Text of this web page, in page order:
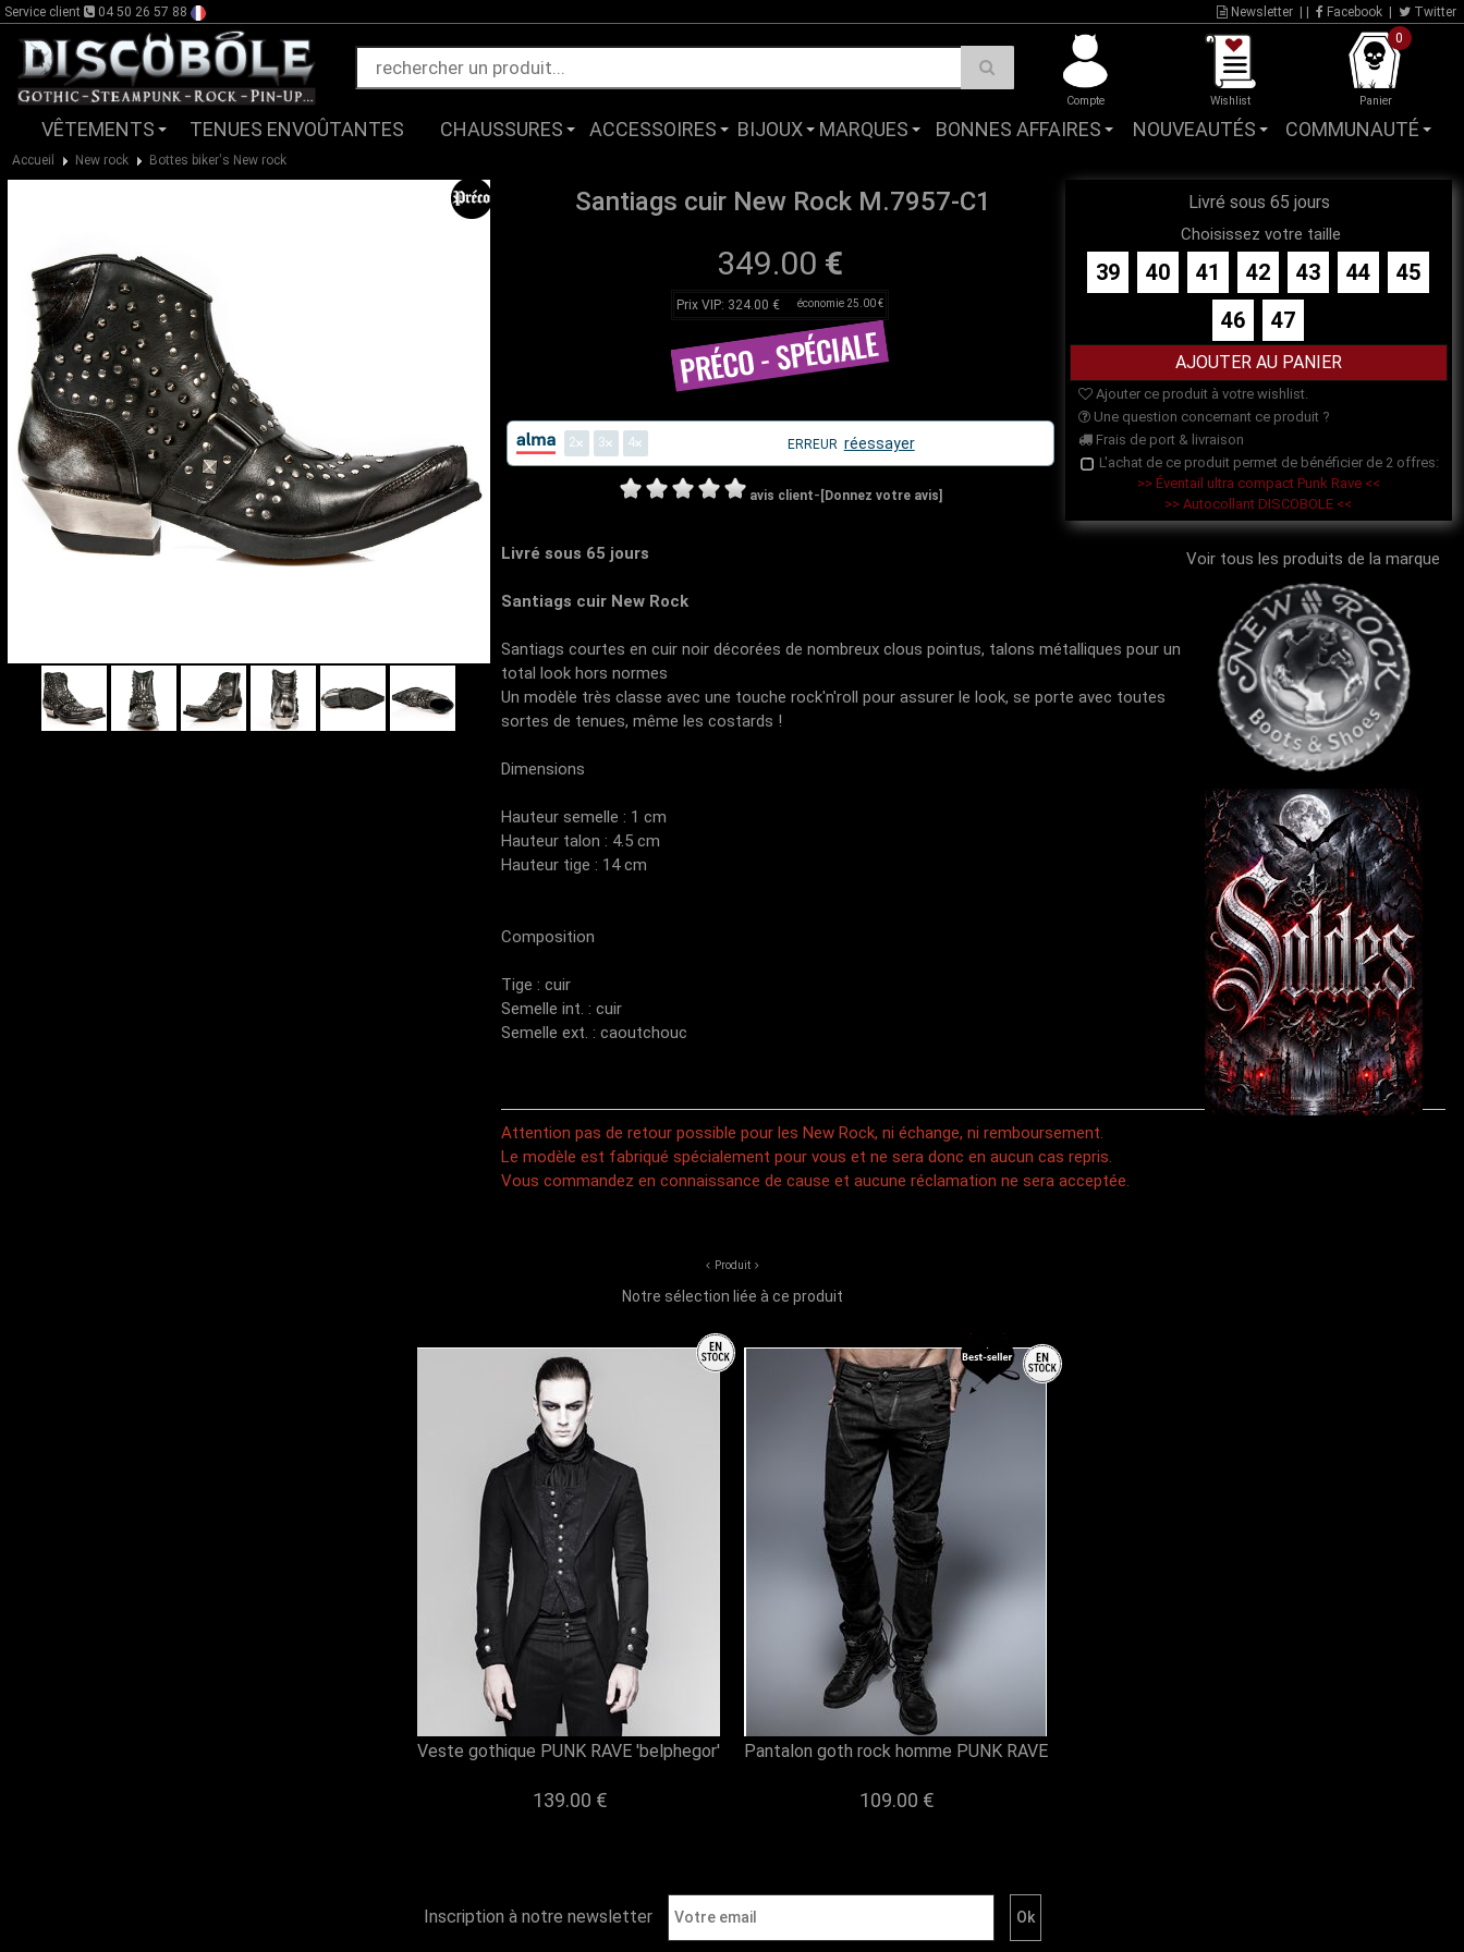
Service client 04 50 26 57 88 Newsletter Facebook Twitter
Compte Wishlist
0
Panier
VÊTEMENTS TENUES ENVOÛTANTES CHAUSSURES ACCESSOIRES BIJOUX MARQUES BONNES AFFAIRES NOUVEAUTÉS COMMUNAUTÉ
Accueil New rock Bottes biker's New rock
Santiags cuir New Rock M.7957-C1
349.00 €
Prix VIP: 324.00 € économie 25.00 €
2 3 4 ERREUR réessayer
avis client- [Donnez votre avis]
Livré sous 65 jours
Choisissez votre taille
39 40 41 42 43 44
45
46
47
Ajouter ce produit à votre wishlist.
Une question concernant ce produit ?
Frais de port & livraison
L'achat de ce produit permet de bénéficier de 2 offres:
>> Éventail ultra compact Punk Rave <<
>> Autocollant DISCOBOLE <<
Voir tous les produits de la marque
Livré sous 65 jours
Santiags cuir New Rock
Santiags courtes en cuir noir décorées de nombreux clous pointus, talons métalliques pour un
total look hors normes
Un modèle très classe avec une touche rock'n'roll pour assurer le look, se porte avec toutes
sortes de tenues, même les costards !
Dimensions
Hauteur semelle : 1 cm
Hauteur talon : 4.5 cm
Hauteur tige : 14 cm
Composition
Tige : cuir
Semelle int. : cuir
Semelle ext. : caoutchouc
Attention pas de retour possible pour les New Rock, ni échange, ni remboursement.
Le modèle est fabriqué spécialement pour vous et ne sera donc en aucun cas repris.
Vous commandez en connaissance de cause et aucune réclamation ne sera acceptée.
Produit
Notre sélection liée à ce produit
Veste gothique PUNK RAVE 'belphegor'
139.00 €
Pantalon goth rock homme PUNK RAVE
109.00 €
Inscription à notre newsletter